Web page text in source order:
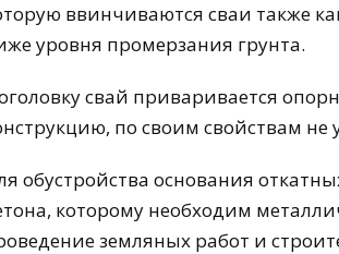
ввинчиваются сваи также
уровня промерзания грунта.
свай приваривается
по своим свойствам
обустройства основания
которому необходим
земляных работ и